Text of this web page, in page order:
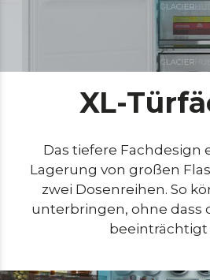
XL-
Das tiefere Fachdesign
Lagerung von großen
zwei Dosenreihen. So
unterbringen, ohne dass
beeinträchtigt